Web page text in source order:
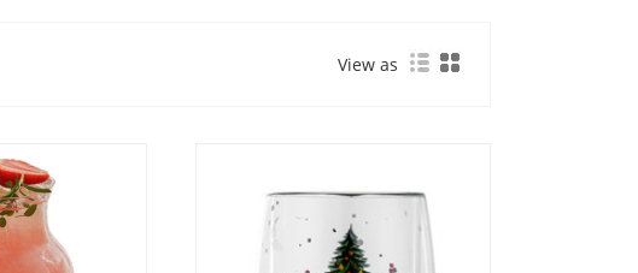
View as